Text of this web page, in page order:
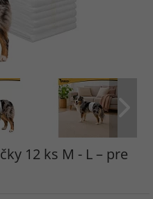
12 ks M - L – pre